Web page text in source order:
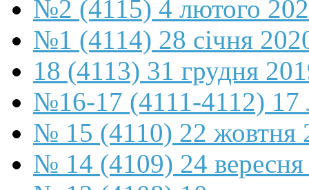
№2 (4115) 4 лютого
№1 (4114) 28 січня
18 (4113) 31 грудня
№16-17 (4111-4112) 17
№ 15 (4110) 22 жовтня
№ 14 (4109) 24